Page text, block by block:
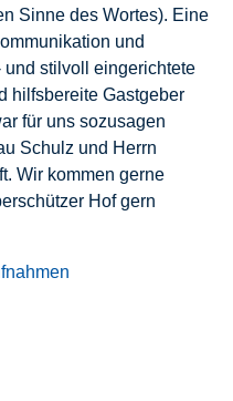
Sinne des Wortes). Eine
und
und stilvoll eingerichtete
hilfsbereite Gastgeber
für uns sozusagen
Schulz und Herrn
Wir kommen gerne
Hof gern